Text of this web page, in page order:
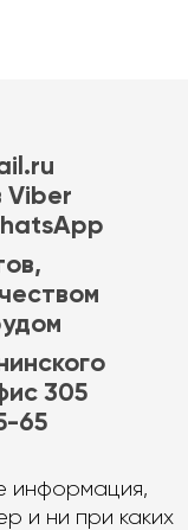
Viber
305
65
информация,
и ни при каких